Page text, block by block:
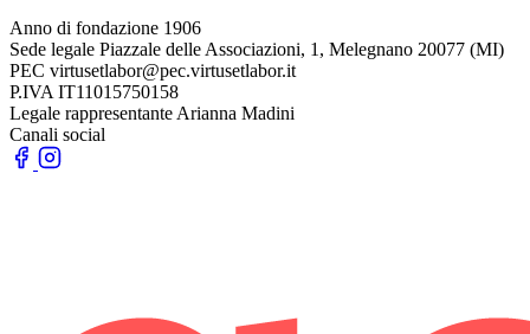
Anno di fondazione 1906
Sede legale Piazzale delle Associazioni, 1, Melegnano 20077 (MI)
PEC virtusetlabor@pec.virtusetlabor.it
P.IVA IT11015750158
Legale rappresentante Arianna Madini
Canali social